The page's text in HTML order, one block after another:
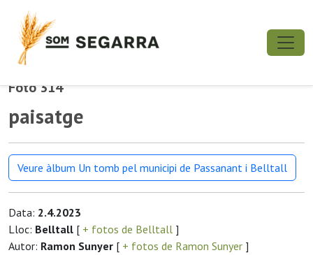
Foto 314
paisatge
Veure àlbum Un tomb pel municipi de Passanant i Belltall
Data: 2.4.2023
Lloc: Belltall [ + fotos de Belltall ]
Autor: Ramon Sunyer [ + fotos de Ramon Sunyer ]